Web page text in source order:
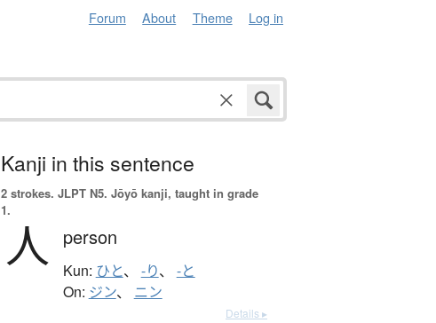
Forum About Theme Log in
Kanji in this sentence
2 strokes. JLPT N5. Jōyō kanji, taught in grade
1.
人 person
Kun: ひと、 -り、 -と
On: ジン、 ニン
Details ▸